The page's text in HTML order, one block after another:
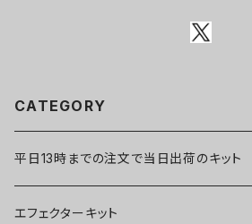
CATEGORY
平日13時までの注文で当日出荷のキット
エフェクターキット